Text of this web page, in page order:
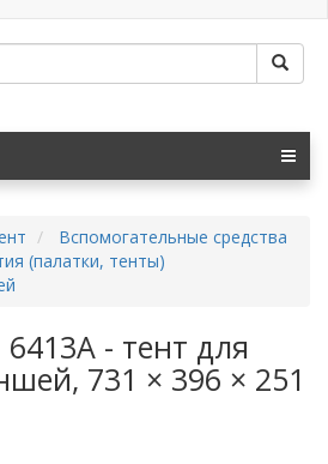
Вспомогательные средства
(палатки, тенты)
- тент для
731 × 396 × 251